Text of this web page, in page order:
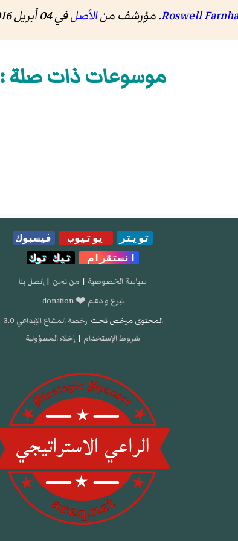
الأصلفي 04 أبريل 2016
موسوعات ذات صلة :
تويتر يوتيوب
فيسبوك
انستقرام
تيك توك
سياسة الخصوصية | من نحن | إتصل بنا
تبرع و دعم ❤️ donation
المحتوى مرخص تحت رخصة المشاع الإبداعي 3.0
شروط الإستخدام | إخلاء المسؤولية